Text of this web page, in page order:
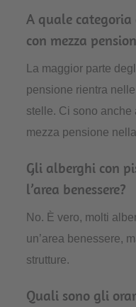
A quale
con mezza
La maggior parte
pensione rientra
stelle. Ci sono
mezza pensione
Gli alberghi con
l’area benessere?
No. È vero, molti
un’area benessere,
strutture.
Quali sono gli